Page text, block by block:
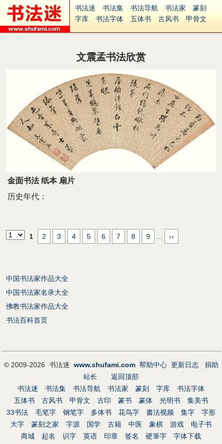
书法迷 书法集 书法导航 书法家
篆刻
字库
书法字体 五体书 古风书
甲骨文
集字
字形 大字 篆刻之家
古籍
中医 象棋 游戏
识字 英语
字体下载
免费字体 中文字体
Ai矢量
P图宝 南无阿弥陀佛
意见反馈
安全网站
捐赠 繁體版
文震孟书法欣赏
金面书法 纸本 扇片
历史年代：
1 2 3 4 5 6 7 8 9 ››
中国书法家作品大全
中国书法家名录大全
佛教书法家作品大全
书法百科首页
© 2009-2026 书法迷 www.shufami.com 帮助中心 更新日志
捐助
站长
返回顶部
书法迷
书法集 书法导航 书法家 篆刻 字库
书法字体
五体书
古风书 甲骨文 古印 篆书 篆体 光明书
集美书
33书法
毛笔字 钢笔字 多体书 花鸟字 書法视频 集字
字形
大字
篆刻之家 字源 国学 古籍 中医 象棋 游戏
电子书
商城
起名 识字 英语 印章 签名 硬筆字
字体下载